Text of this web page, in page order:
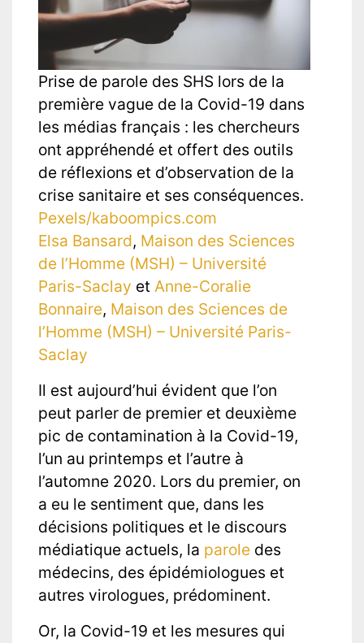
Prise de parole des SHS lors de la
première vague de la Covid-19 dans
les médias français : les chercheurs
ont appréhendé et offert des outils
de réflexions et d’observation de la
crise sanitaire et ses conséquences.
Pexels/kaboompics.com
Elsa Bansard, Maison des Sciences
de l’Homme (MSH) – Université
Paris-Saclay et Anne-Coralie
Bonnaire, Maison des Sciences de
l’Homme (MSH) – Université Paris-
Saclay
Il est aujourd’hui évident que l’on
peut parler de premier et deuxième
pic de contamination à la Covid-19,
l’un au printemps et l’autre à
l’automne 2020. Lors du premier, on
a eu le sentiment que, dans les
décisions politiques et le discours
médiatique actuels, la parole des
médecins, des épidémiologues et
autres virologues, prédominent.
Or, la Covid-19 et les mesures qui